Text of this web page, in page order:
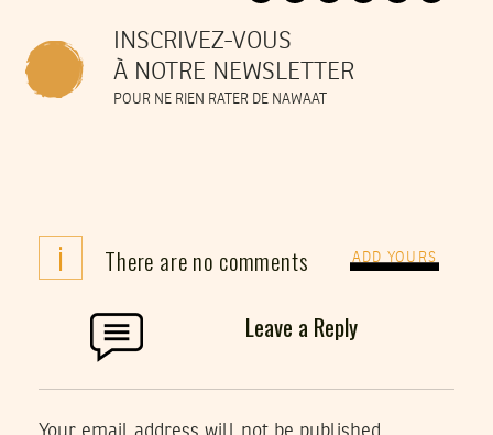
INSCRIVEZ-VOUS
À NOTRE NEWSLETTER
POUR NE RIEN RATER DE NAWAAT
i There are no comments ADD YOURS
Leave a Reply